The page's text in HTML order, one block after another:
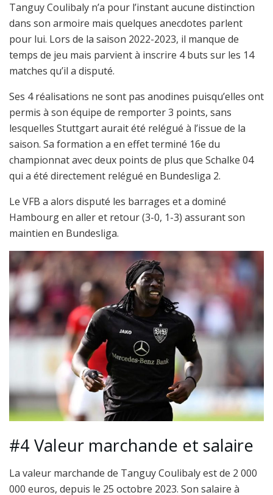
Tanguy Coulibaly n’a pour l’instant aucune distinction
dans son armoire mais quelques anecdotes parlent
pour lui. Lors de la saison 2022-2023, il manque de
temps de jeu mais parvient à inscrire 4 buts sur les 14
matches qu’il a disputé.
Ses 4 réalisations ne sont pas anodines puisqu’elles ont
permis à son équipe de remporter 3 points, sans
lesquelles Stuttgart aurait été relégué à l’issue de la
saison. Sa formation a en effet terminé 16e du
championnat avec deux points de plus que Schalke 04
qui a été directement relégué en Bundesliga 2.
Le VFB a alors disputé les barrages et a dominé
Hambourg en aller et retour (3-0, 1-3) assurant son
maintien en Bundesliga.
#4 Valeur marchande et salaire
La valeur marchande de Tanguy Coulibaly est de 2 000
000 euros, depuis le 25 octobre 2023. Son salaire à